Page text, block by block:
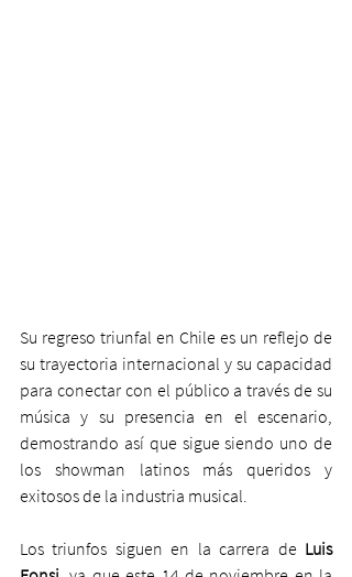
Su regreso triunfal en Chile es un reflejo de
su trayectoria internacional y su capacidad
para conectar con el público a través de su
música y su presencia en el escenario,
demostrando así que sigue siendo uno de
los showman latinos más queridos y
exitosos de la industria musical.
Los triunfos siguen en la carrera de Luis